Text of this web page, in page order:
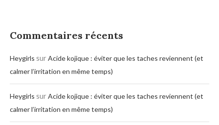
Commentaires récents
Heygirls surAcide kojique : éviter que les taches reviennent (et
calmer l’irritation en même temps)
Heygirls surAcide kojique : éviter que les taches reviennent (et
calmer l’irritation en même temps)